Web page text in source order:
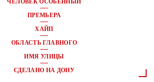
ЧЕЛОВЕК ОСОБЕННЫЙ
ПРЕМЬЕРА
ХАЙП
ОБЛАСТЬ ГЛАВНОГО
ИМЯ УЛИЦЫ
СДЕЛАНО НА ДОНУ